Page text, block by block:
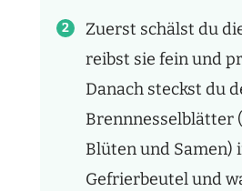
Zuerst schälst du
reibst sie fein und
Danach steckst du
Brennnesselblätter
Blüten und Samen)
Gefrierbeutel und